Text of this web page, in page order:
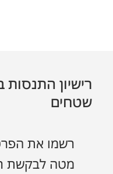
רשמו את
רישיון התנסות
שטחים